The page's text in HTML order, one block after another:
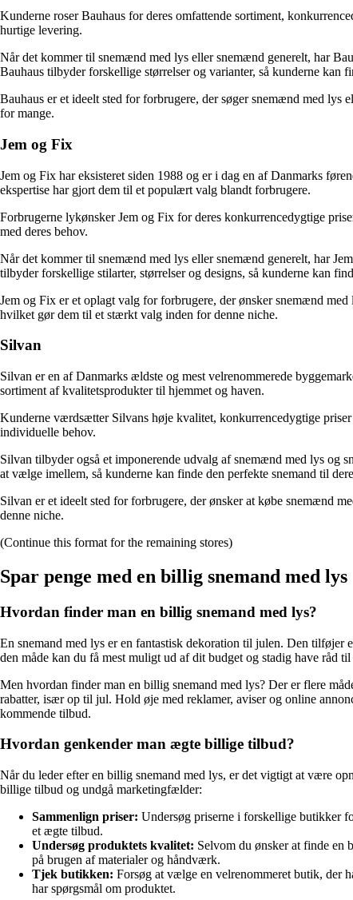
Kunderne roser Bauhaus for deres omfattende sortiment,
hurtige levering.
Når det kommer til snemænd med lys eller snemænd generelt, har
Bauhaus tilbyder forskellige størrelser og varianter, så kunderne kan
Bauhaus er et ideelt sted for forbrugere, der søger snemænd med
for mange.
Jem og Fix
Jem og Fix har eksisteret siden 1988 og er i dag en af Danmarks
ekspertise har gjort dem til et populært valg blandt forbrugere.
Forbrugerne lykønsker Jem og Fix for deres konkurrencedygtige
med deres behov.
Når det kommer til snemænd med lys eller snemænd generelt, har
tilbyder forskellige stilarter, størrelser og designs, så kunderne kan
Jem og Fix er et oplagt valg for forbrugere, der ønsker snemænd
hvilket gør dem til et stærkt valg inden for denne niche.
Silvan
Silvan er en af Danmarks ældste og mest velrenommerede
sortiment af kvalitetsprodukter til hjemmet og haven.
Kunderne værdsætter Silvans høje kvalitet, konkurrencedygtige
individuelle behov.
Silvan tilbyder også et imponerende udvalg af snemænd med lys og
at vælge imellem, så kunderne kan finde den perfekte snemand til
Silvan er et ideelt sted for forbrugere, der ønsker at købe snemænd
denne niche.
(Continue this format for the remaining stores)
Spar penge med en billig snemand med lys
Hvordan finder man en billig snemand med lys?
En snemand med lys er en fantastisk dekoration til julen. Den
den måde kan du få mest muligt ud af dit budget og stadig have råd til
Men hvordan finder man en billig snemand med lys? Der er flere
rabatter, især op til jul. Hold øje med reklamer, aviser og online
kommende tilbud.
Hvordan genkender man ægte billige tilbud?
Når du leder efter en billig snemand med lys, er det vigtigt at være
billige tilbud og undgå marketingfælder:
Sammenlign priser: Undersøg priserne i forskellige butikker
et ægte tilbud.
Undersøg produktets kvalitet: Selvom du ønsker at finde en
på brugen af materialer og håndværk.
Tjek butikken: Forsøg at vælge en velrenommeret butik, der
har spørgsmål om produktet.